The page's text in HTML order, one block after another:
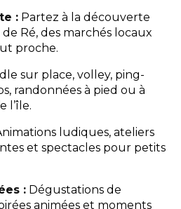
: Partez à la découverte
Ré, des marchés locaux
proche.
sur place, volley, ping-
randonnées à pied ou à
l’île.
ludiques, ateliers
et spectacles pour petits
: Dégustations de
animées et moments